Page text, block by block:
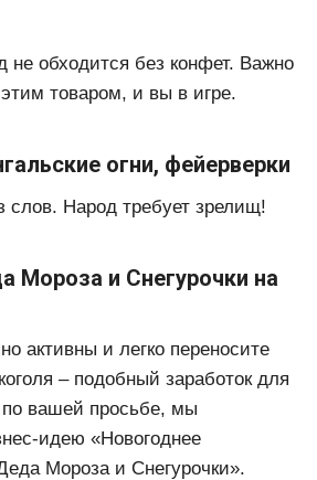
не обходится без конфет. Важно
товаром, и вы в игре.
огни, фейерверки
слов. Народ требует зрелищ!
Мороза и Снегурочки на
активны и легко переносите
– подобный заработок для
вашей просьбе, мы
идею «Новогоднее
Мороза и Снегурочки».